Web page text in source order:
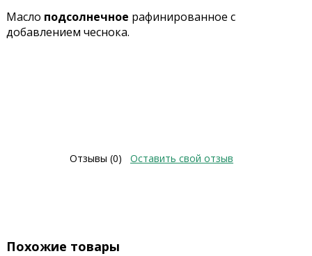
Масло подсолнечное рафинированное с
добавлением чеснока.
Отзывы (0) Оставить свой отзыв
Похожие товары